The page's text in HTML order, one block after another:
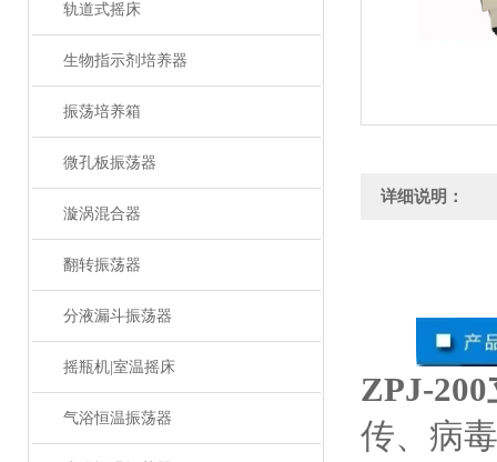
轨道式摇床
生物指示剂培养器
振荡培养箱
微孔板振荡器
漩涡混合器
翻转振荡器
分液漏斗振荡器
摇瓶机|室温摇床
气浴恒温振荡器
详细说明：
ZPJ-
传、病